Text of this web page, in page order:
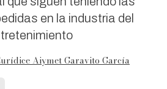
en la industria del
Aiymet Garavito García